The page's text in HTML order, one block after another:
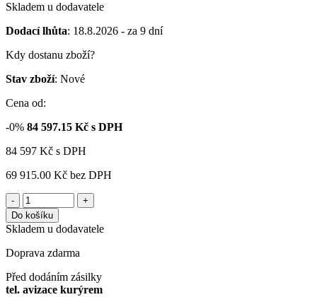
Skladem u dodavatele
Dodací lhůta: 18.8.2026 - za 9 dní
Kdy dostanu zboží?
Stav zboží: Nové
Cena od:
-0% 84 597.15 Kč s DPH
84 597 Kč s DPH
69 915.00 Kč bez DPH
-
+
Do košíku
Skladem u dodavatele
Doprava zdarma
Před dodáním zásilky
tel. avizace kurýrem